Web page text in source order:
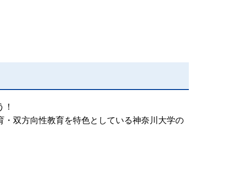
双方向性教育を特色としている神奈川大学の